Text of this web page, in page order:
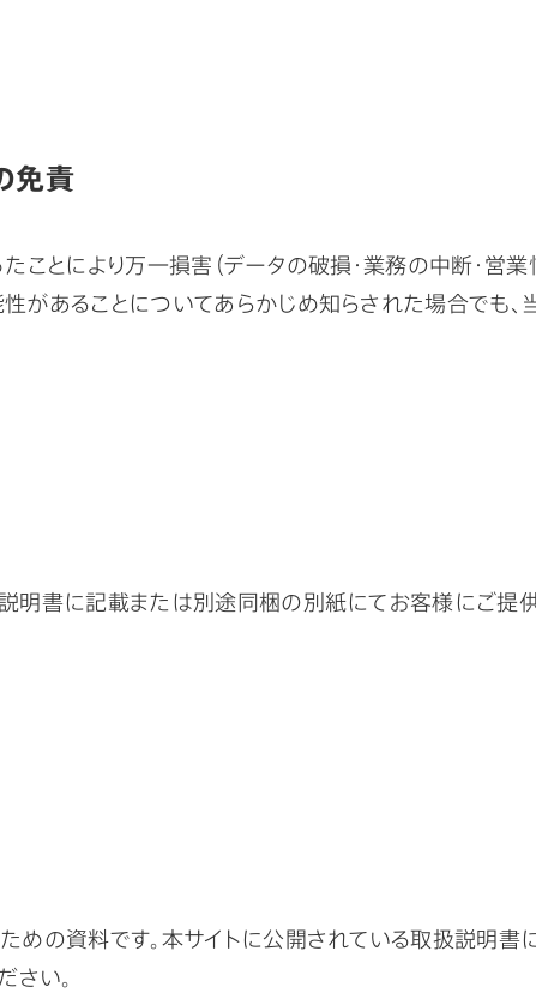
免責
ことにより万一損害（データの破損・業務の中断・営
あることについてあらかじめ知らされた場合でも、
書に記載または別途同梱の別紙にてお客様にご提
の資料です。本サイトに公開されている取扱説明
さい。